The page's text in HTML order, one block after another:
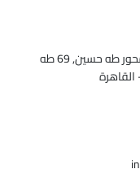
ش المدينة المنورة - محور طه حسين, 69 طه